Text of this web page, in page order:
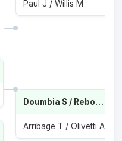
Paul J / Willis M
Doumbia S / Reboul F
Arribage T / Olivetti A